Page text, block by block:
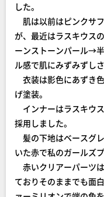
した。
肌は以前はピンクサ
が、最近はラスキウス
ーンストーンパール→
ル感で肌にみずみずし
衣装は影色にあずき
げ塗装。
インナーはラスキウ
採用しました。
髪の下地はベースグ
いた赤で私のガールズ
赤いクリアーパーツ
ておりそのままでも面